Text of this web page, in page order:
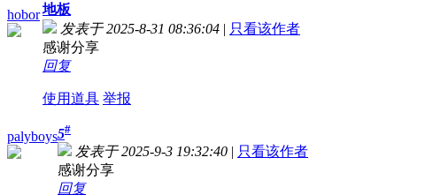
hobor地板
发表于 2025-8-31 08:36:04 | 只看该作者
感谢分享
回复
使用道具 举报
palyboys5#
发表于 2025-9-3 19:32:40 | 只看该作者
感谢分享
回复